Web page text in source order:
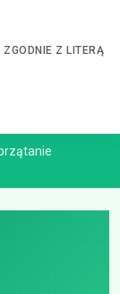
Z LITERĄ